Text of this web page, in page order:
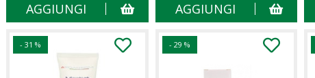
AGGIUNGI AGGIUNGI
- 31 % - 29 %